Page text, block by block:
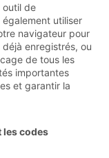
outil de
utiliser
navigateur pour
enregistrés, ou
de tous les
importantes
et garantir la
les codes